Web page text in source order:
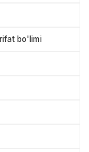
bo'limi